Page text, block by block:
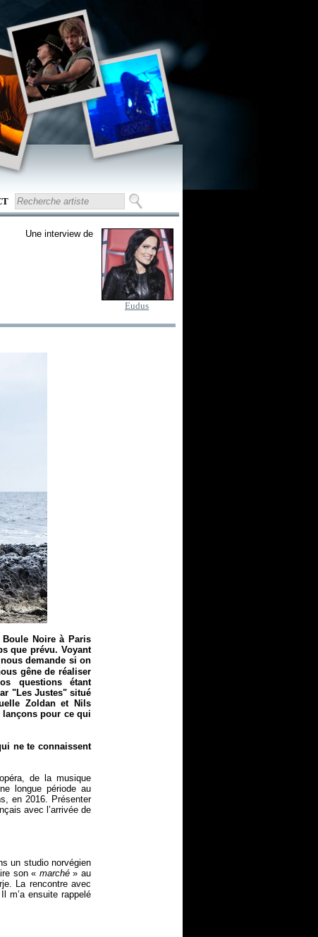
Eudus
Une interview de
Noire à Paris
que prévu. Voyant
demande si on
gêne de réaliser
questions étant
"Les Justes" situé
Zoldan et Nils
pour ce qui
ne te connaissent
de la musique
longue période au
en 2016. Présenter
avec l’arrivée de
un studio norvégien
son « marché» au
La rencontre avec
m’a ensuite rappelé